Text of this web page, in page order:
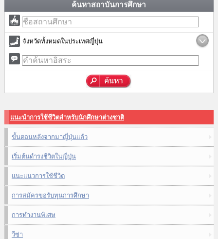
ค้นหาสถาบันการศึกษา
จังหวัดทั้งหมดในประเทศญี่ปุ่น
แนะนำการใช้ชีวิตสำหรับนักศึกษาต่างชาติ
ขั้นตอนหลังจากมาญี่ปุ่นแล้ว
เริ่มต้นดำรงชีวิตในญี่ปุ่น
แนะแนวการใช้ชีวิต
การสมัครขอรับทุนการศึกษา
การทำงานพิเศษ
วีซ่า